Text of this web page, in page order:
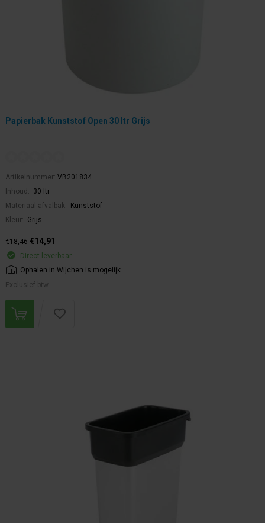
Papierbak Kunststof Open 30 ltr Grijs
Artikelnummer: VB201834
Inhoud:
30 ltr
Materiaal afvalbak:
Kunststof
Kleur:
Grijs
€18,46 €14,91
Direct leverbaar
Ophalen in Wijchen is mogelijk.
Exclusief btw.